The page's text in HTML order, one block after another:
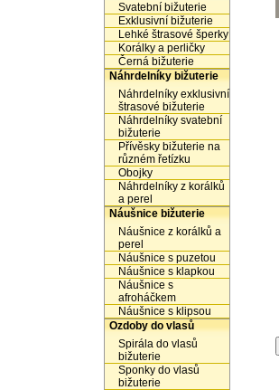
Svatební bižuterie
Exklusivní bižuterie
Lehké štrasové šperky
Korálky a perličky
Černá bižuterie
Náhrdelníky bižuterie
Náhrdelníky exklusivní
štrasové bižuterie
Náhrdelníky svatební
bižuterie
Přívěsky bižuterie na
různém řetízku
Obojky
Náhrdelníky z korálků
a perel
Náušnice bižuterie
Náušnice z korálků a
perel
Náušnice s puzetou
Náušnice s klapkou
Náušnice s
afroháčkem
Náušnice s klipsou
Ozdoby do vlasů
Spirála do vlasů
bižuterie
Sponky do vlasů
bižuterie